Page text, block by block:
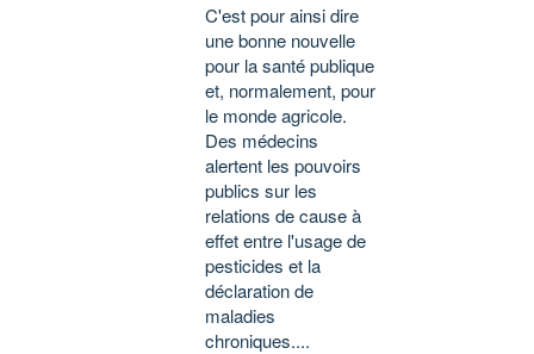
C'est pour ainsi dire
une bonne nouvelle
pour la santé publique
et, normalement, pour
le monde agricole.
Des médecins
alertent les pouvoirs
publics sur les
relations de cause à
effet entre l'usage de
pesticides et la
déclaration de
maladies
chroniques....